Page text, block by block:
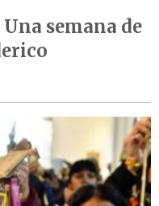
semana de